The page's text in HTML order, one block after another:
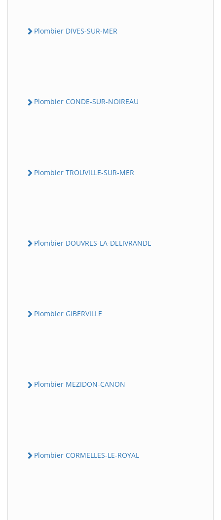
Plombier DIVES-SUR-MER
Plombier CONDE-SUR-NOIREAU
Plombier TROUVILLE-SUR-MER
Plombier DOUVRES-LA-DELIVRANDE
Plombier GIBERVILLE
Plombier MEZIDON-CANON
Plombier CORMELLES-LE-ROYAL